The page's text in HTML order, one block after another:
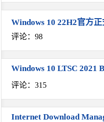
Windows 10 22H2官方
评论：98
Windows 10 LTSC 2021
评论：315
Internet Download